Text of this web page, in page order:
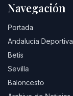
Navegación
Portada
Andalucía Deportiva
Betis
Sevilla
Baloncesto